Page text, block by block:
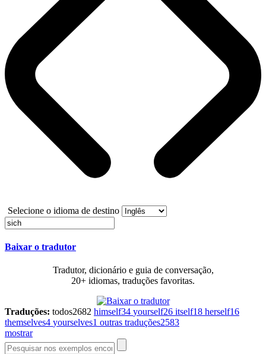
Selecione o idioma de destino
Baixar o tradutor
Tradutor, dicionário e guia de conversação,
20+ idiomas, traduções favoritas.
Traduções: todos2682 himself34 yourself26 itself18 herself16
themselves4 yourselves1 outras traduções2583
mostrar